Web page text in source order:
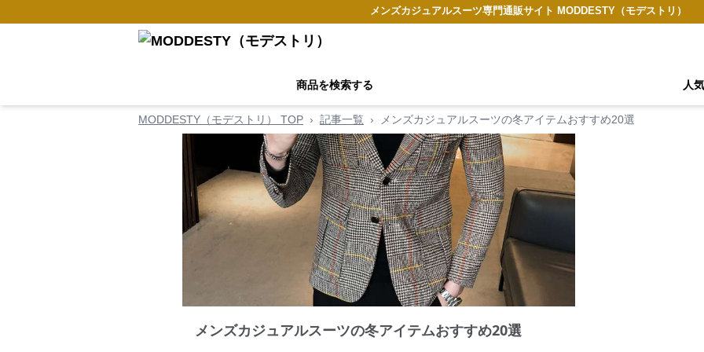
メンズカジュアルスーツ専門通販サイト MODDESTY（モデストリ）
商品を検索する 人
MODDESTY（モデストリ） TOP › 記事一覧 › メンズカジュアルスーツの冬アイテムおすすめ20選
メンズカジュアルスーツの冬アイテムおすすめ20選